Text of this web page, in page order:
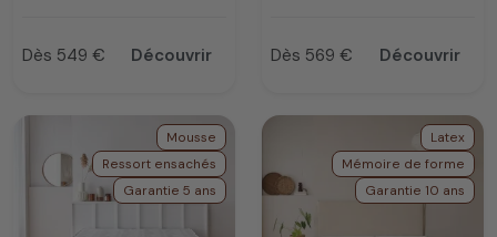
Prix
Dès 549 € Découvrir Prix
Dès 569 € Découvrir
Mousse
Ressort ensachés
Garantie 5 ans
Latex
Mémoire de forme
Garantie 10 ans